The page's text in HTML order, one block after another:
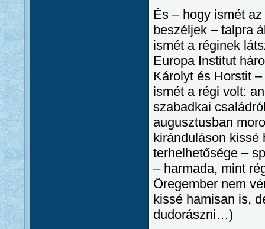
És – hogy ismét
beszéljek – talpra
ismét a réginek
Europa Institut
Károlyt és Horstit
ismét a régi volt:
szabadkai
augusztusban
kiránduláson kissé
terhelhetősége –
– harmada, mint
Öregember nem
kissé hamisan is,
dudorászni…)